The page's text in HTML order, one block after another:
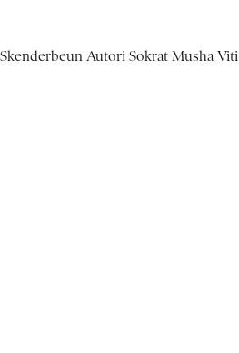
Autori Sokrat Musha Viti